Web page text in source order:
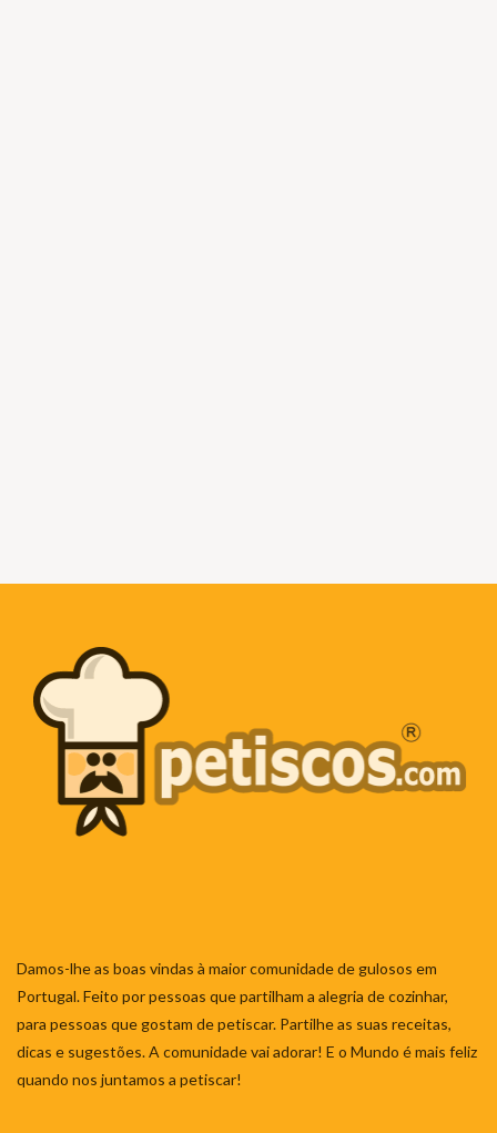
Damos-lhe as boas vindas à maior comunidade de gulosos em
Portugal. Feito por pessoas que partilham a alegria de cozinhar,
para pessoas que gostam de petiscar. Partilhe as suas receitas,
dicas e sugestões. A comunidade vai adorar! E o Mundo é mais feliz
quando nos juntamos a petiscar!